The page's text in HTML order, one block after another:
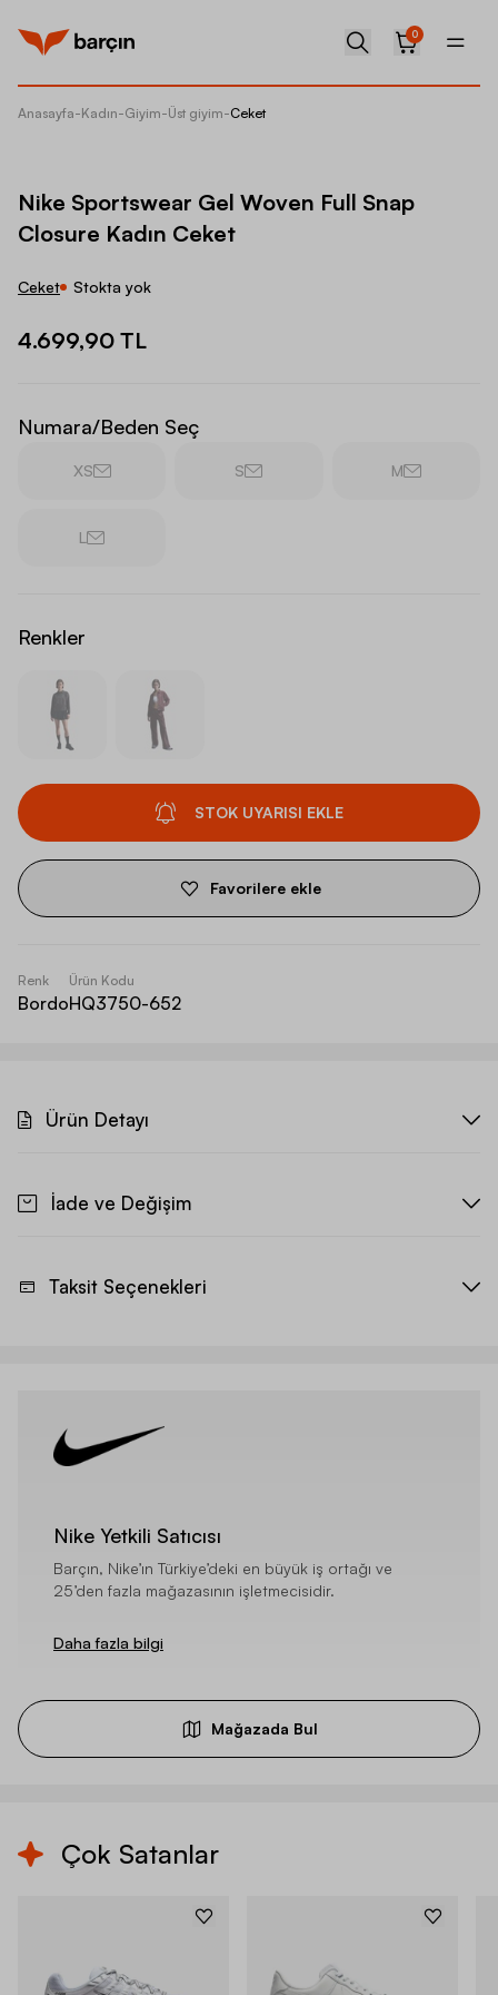
0
Anasayfa-Kadın-Giyim-Üst giyim-Ceket
Nike Sportswear Gel Woven Full Snap
Closure Kadın Ceket
Ceket Stokta yok
4.699,90 TL
Numara/Beden Seç
XS S M
L
Renkler
STOK UYARISI EKLE
Favorilere ekle
Renk
Bordo
Ürün Kodu
HQ3750-652
Ürün Detayı
İade ve Değişim
Taksit Seçenekleri
Nike Yetkili Satıcısı
Barçın, Nike’ın Türkiye’deki en büyük iş ortağı ve
25’den fazla mağazasının işletmecisidir.
Daha fazla bilgi
Mağazada Bul
Çok Satanlar